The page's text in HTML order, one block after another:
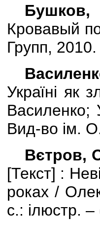
Бушков,
Кровавый
Групп,
Україні як
Василенко;
Вид-во ім.
Вєтров,
[Текст] :
роках /
с.: ілюстр. –